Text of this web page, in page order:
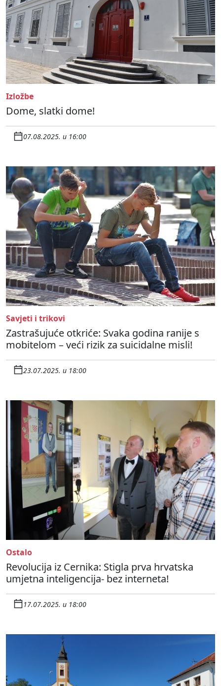
Izložbe
Dome, slatki dome!
07.08.2025. u 16:00
Savjeti i trikovi
Zastrašujuće otkriće: Svaka godina ranije s
mobitelom – veći rizik za suicidalne misli!
23.07.2025. u 18:00
Ostalo
Revolucija iz Cernika: Stigla prva hrvatska
umjetna inteligencija- bez interneta!
17.07.2025. u 18:00